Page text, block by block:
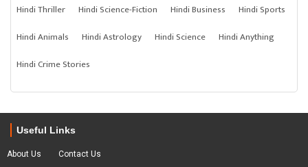
Hindi Thriller
Hindi Science-Fiction Hindi Business
Hindi Sports
Hindi Animals
Hindi Astrology Hindi Science
Hindi Anything
Hindi Crime Stories
Useful Links
About Us Contact Us